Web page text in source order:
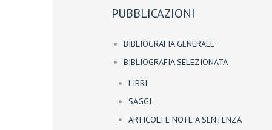
PUBBLICAZIONI
BIBLIOGRAFIA GENERALE
BIBLIOGRAFIA SELEZIONATA
LIBRI
SAGGI
ARTICOLI E NOTE A SENTENZA